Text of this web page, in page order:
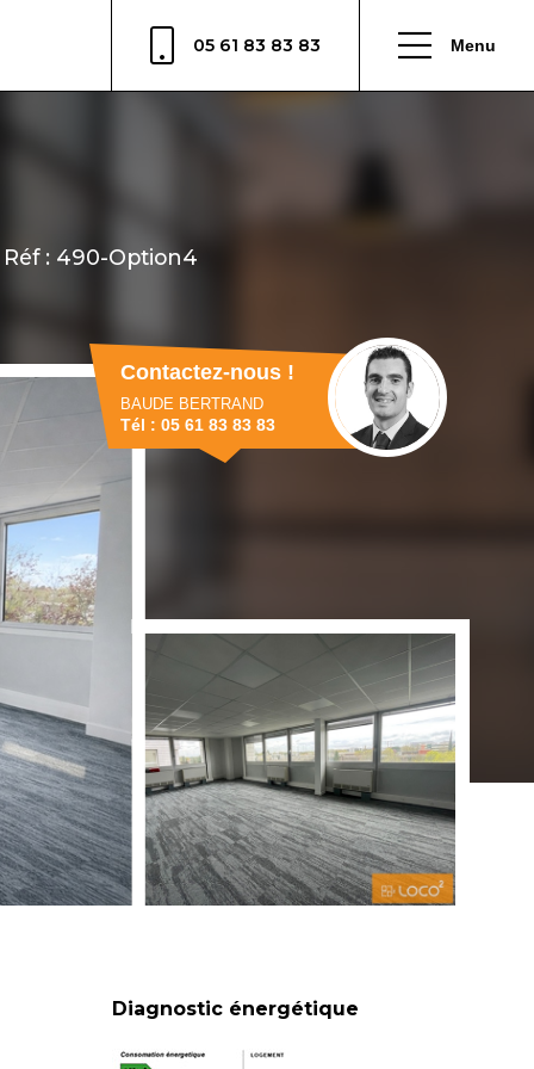
05 61 83 83 83 Menu
Contactez-nous !
BAUDE BERTRAND
Tél : 05 61 83 83 83
Diagnostic énergétique